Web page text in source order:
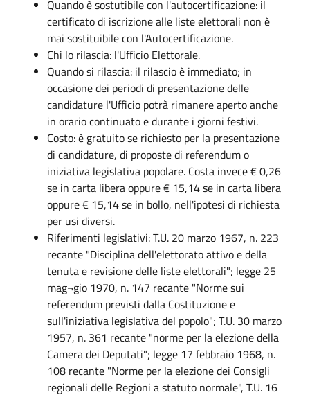
Quando è sostutibile con l'autocertificazione: il
certificato di iscrizione alle liste elettorali non è
mai sostituibile con l'Autocertificazione.
Chi lo rilascia: l'Ufficio Elettorale.
Quando si rilascia: il rilascio è immediato; in
occasione dei periodi di presentazione delle
candidature l'Ufficio potrà rimanere aperto anche
in orario continuato e durante i giorni festivi.
Costo: è gratuito se richiesto per la presentazione
di candidature, di proposte di referendum o
iniziativa legislativa popolare. Costa invece € 0,26
se in carta libera oppure € 15,14 se in carta libera
oppure € 15,14 se in bollo, nell'ipotesi di richiesta
per usi diversi.
Riferimenti legislativi: T.U. 20 marzo 1967, n. 223
recante "Disciplina dell'elettorato attivo e della
tenuta e revisione delle liste elettorali"; legge 25
mag¬gio 1970, n. 147 recante "Norme sui
referendum previsti dalla Costituzione e
sull'iniziativa legislativa del popolo"; T.U. 30 marzo
1957, n. 361 recante "norme per la elezione della
Camera dei Deputati"; legge 17 febbraio 1968, n.
108 recante "Norme per la elezione dei Consigli
regionali delle Regioni a statuto normale", T.U. 16